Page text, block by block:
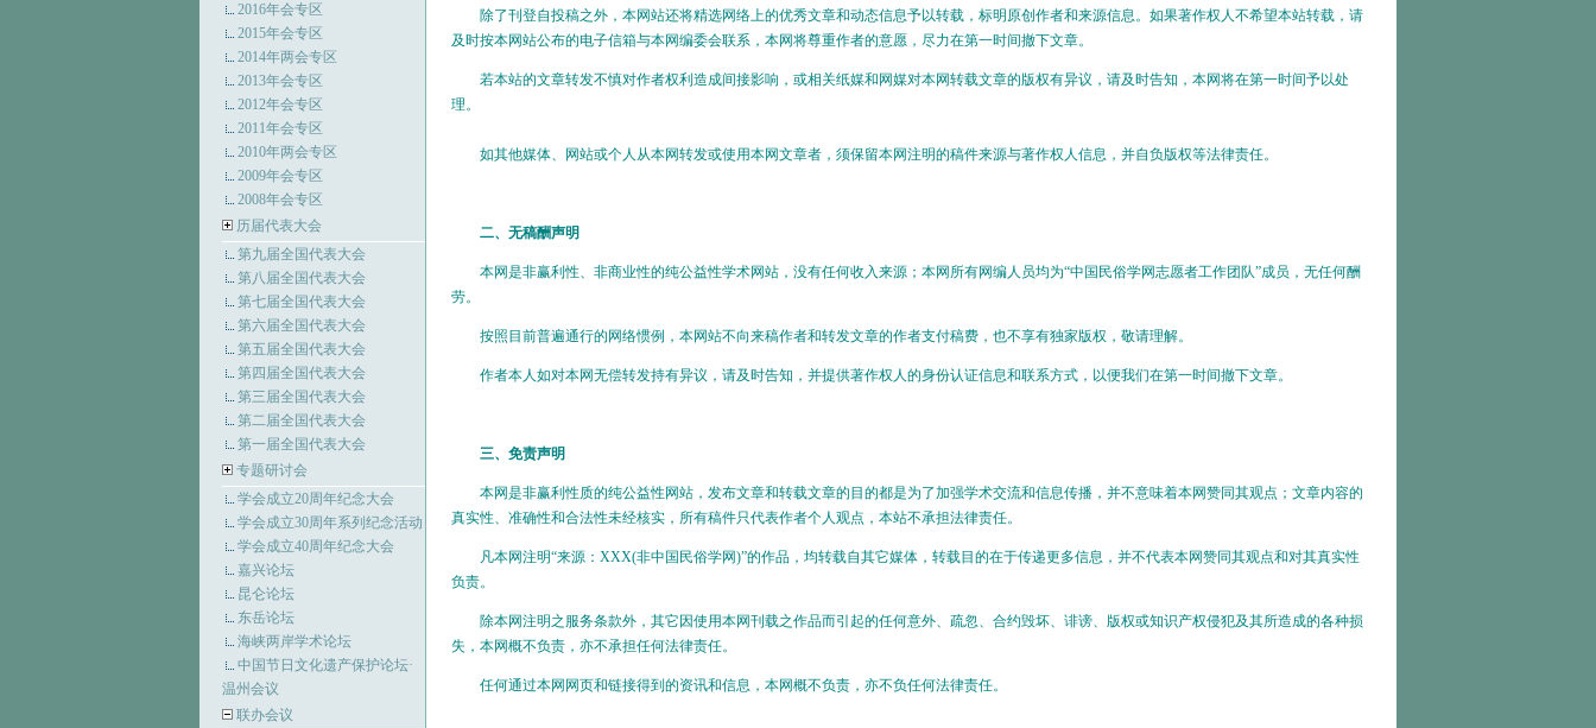
2016年会专区
2015年会专区
2014年两会专区
2013年会专区
2012年会专区
2011年会专区
2010年两会专区
2009年会专区
2008年会专区
历届代表大会
第九届全国代表大会
第八届全国代表大会
第七届全国代表大会
第六届全国代表大会
第五届全国代表大会
第四届全国代表大会
第三届全国代表大会
第二届全国代表大会
第一届全国代表大会
专题研讨会
学会成立20周年纪念大会
学会成立30周年系列纪念活动
学会成立40周年纪念大会
嘉兴论坛
昆仑论坛
东岳论坛
海峡两岸学术论坛
中国节日文化遗产保护论坛·
温州会议
联办会议
除了刊登自投稿之外，本网站还将精选网络上的优秀文章和动态信息予以转载，标明原创作者和来源信息。如果著作权人不希望本站转载，请
及时按本网站公布的电子信箱与本网编委会联系，本网将尊重作者的意愿，尽力在第一时间撤下文章。
若本站的文章转发不慎对作者权利造成间接影响，或相关纸媒和网媒对本网转载文章的版权有异议，请及时告知，本网将在第一时间予以处
理。
如其他媒体、网站或个人从本网转发或使用本网文章者，须保留本网注明的稿件来源与著作权人信息，并自负版权等法律责任。
二、无稿酬声明
本网是非赢利性、非商业性的纯公益性学术网站，没有任何收入来源；本网所有网编人员均为“中国民俗学网志愿者工作团队”成员，无任何酬
劳。
按照目前普遍通行的网络惯例，本网站不向来稿作者和转发文章的作者支付稿费，也不享有独家版权，敬请理解。
作者本人如对本网无偿转发持有异议，请及时告知，并提供著作权人的身份认证信息和联系方式，以便我们在第一时间撤下文章。
三、免责声明
本网是非赢利性质的纯公益性网站，发布文章和转载文章的目的都是为了加强学术交流和信息传播，并不意味着本网赞同其观点；文章内容的
真实性、准确性和合法性未经核实，所有稿件只代表作者个人观点，本站不承担法律责任。
凡本网注明“来源：XXX(非中国民俗学网)”的作品，均转载自其它媒体，转载目的在于传递更多信息，并不代表本网赞同其观点和对其真实性
负责。
除本网注明之服务条款外，其它因使用本网刊载之作品而引起的任何意外、疏忽、合约毁坏、诽谤、版权或知识产权侵犯及其所造成的各种损
失，本网概不负责，亦不承担任何法律责任。
任何通过本网网页和链接得到的资讯和信息，本网概不负责，亦不负任何法律责任。